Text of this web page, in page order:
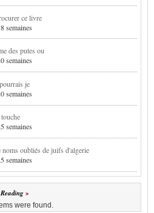
ce livre
semaines
des putes ou
semaines
je
semaines
semaines
noms oubliés de juifs d'algerie
semaines
were found.